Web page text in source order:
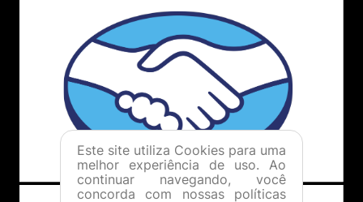
Este site utiliza Cookies para uma
melhor experiência de uso. Ao
continuar navegando, você
concorda com nossas políticas